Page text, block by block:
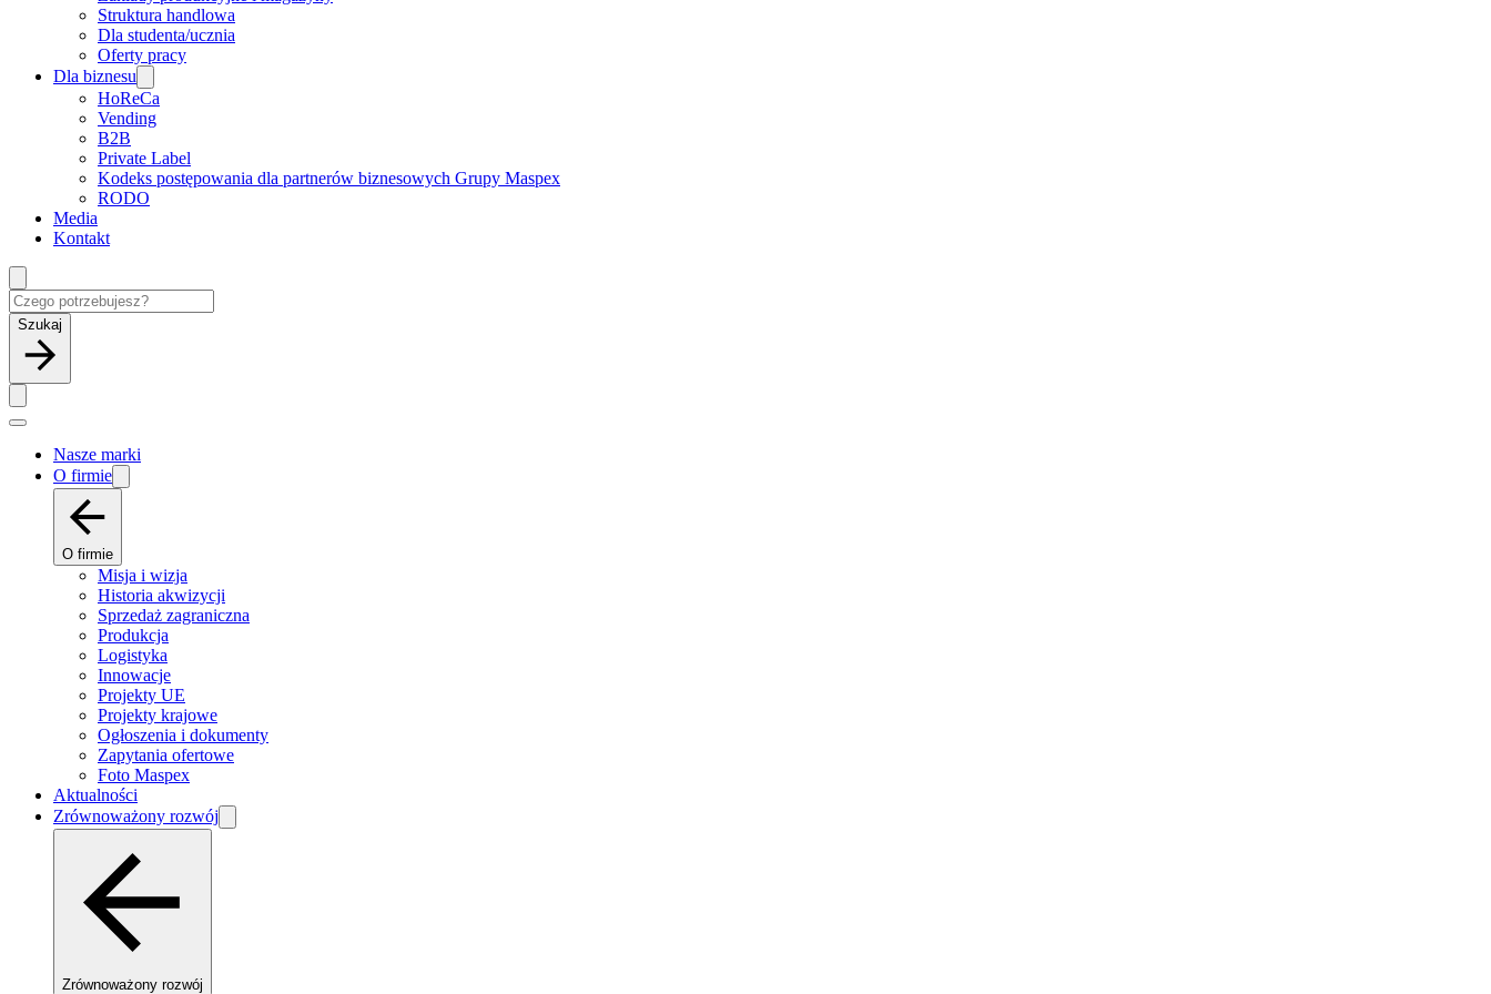
Struktura handlowa
Dla studenta/ucznia
Oferty pracy
Dla biznesu
HoReCa
Vending
B2B
Private Label
Kodeks postępowania dla partnerów biznesowych Grupy Maspex
RODO
Media
Kontakt
Szukaj
Nasze marki
O firmie
O firmie
Misja i wizja
Historia akwizycji
Sprzedaż zagraniczna
Produkcja
Logistyka
Innowacje
Projekty UE
Projekty krajowe
Ogłoszenia i dokumenty
Zapytania ofertowe
Foto Maspex
Aktualności
Zrównoważony rozwój
Zrównoważony rozwój